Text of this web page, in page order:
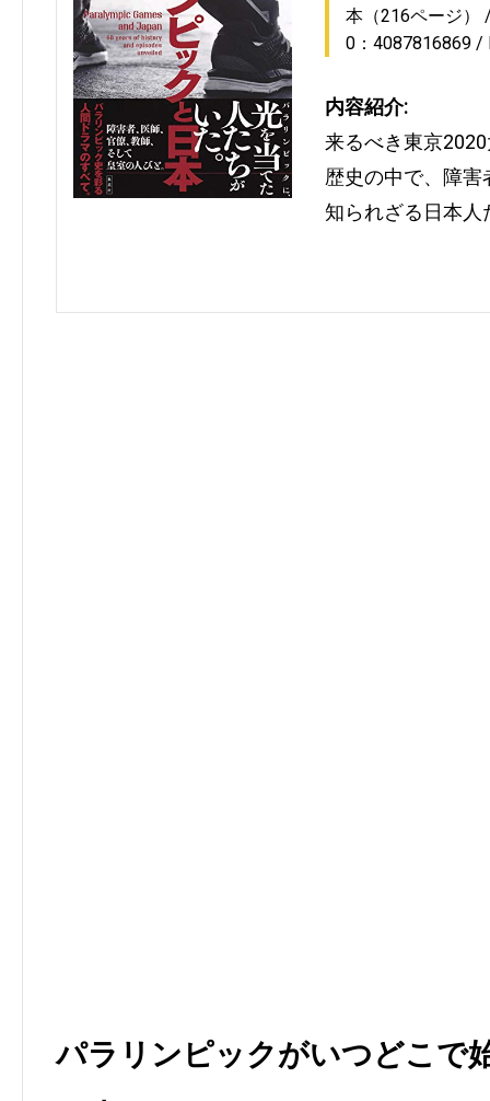
本（216ページ）
0：4087816869
内容紹介:
来るべき東京
歴史の中で、障
知られざる日本人
パラリンピックがいつどこで